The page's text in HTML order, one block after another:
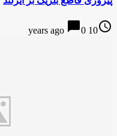
access_time
10 years ago
chat_bubble0